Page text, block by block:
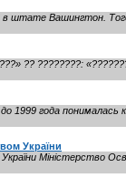
штате Вашингтон.
?? ????????:
1999 года
України
Міністерство